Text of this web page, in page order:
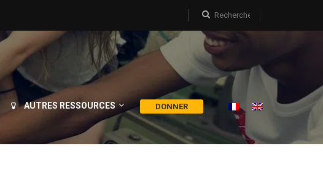
AUTRES RESSOURCES DONNER